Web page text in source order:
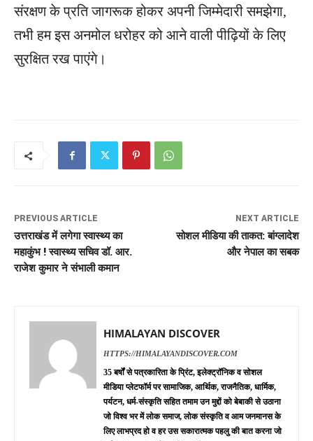
संरक्षण के प्रति जागरूक होकर अपनी जिम्मेदारी समझेगा,
तभी हम इस अनमोल धरोहर को आने वाली पीढ़ियों के लिए
सुरक्षित रख पाएंगे।
PREVIOUS ARTICLE
उत्तराखंड में लगेगा स्वास्थ्य का
महाकुंभ ! स्वास्थ्य सचिव डॉ. आर.
राजेश कुमार ने संभाली कमान
NEXT ARTICLE
सोशल मीडिया की ताकत: बांग्लादेश
और नेपाल का सबक
HIMALAYAN DISCOVER
HTTPS://HIMALAYANDISCOVER.COM
35 बर्षों से पत्रकारिता के प्रिंट, इलेक्ट्रॉनिक व सोशल
मीडिया प्लेटफॉर्म पर सामाजिक, आर्थिक, राजनैतिक, धार्मिक,
पर्यटन, धर्म-संस्कृति सहित तमाम उन मुद्दों को बेबाकी से उठाना
जो विश्व भर में लोक समाज, लोक संस्कृति व आम जनमानस के
लिए लाभप्रद हो व हर उस सकारात्मक पहलु की बात करना जो